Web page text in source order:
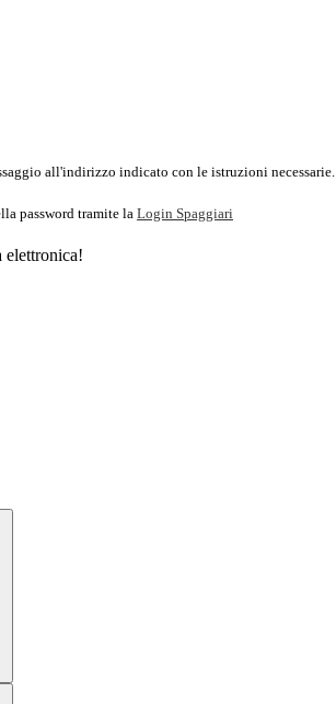
all'indirizzo indicato con le istruzioni necessarie.
password tramite la Login Spaggiari
elettronica!